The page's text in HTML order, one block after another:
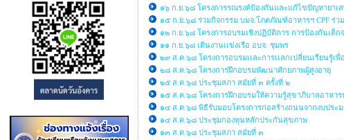
๑๖ ก.ย.๖๘ โครงการรณรงค์ป้องกันและแก้ไขปัญหายาเ
๑๕ ก.ย.๖๘ ร่วมกิจกรรม บมจ.โภคภัณฑ์อาหารฯ CPF ร่
๑๒ ก.ย.๖๘ โครงการอบรมเชิงปฏิบัติการ การป้องกันเด็
๑๑ ก.ย.๖๘ เดินงานเเข่งเรือ อบจ. ชุมพร
๒๙ ส.ค.๖๘ โครงการอบรมเเละการเเลกเปลี่ยนเรียนรู้
๒๘ ส.ค.๖๘ โครงการฝึกอบรมพัฒนาศักยภาพผู้สูงอายุ
๒๕ ส.ค.๖๘ ประชุมสภา สมัยที่ ๓ ครั้งที่ ๒
๑๕ ส.ค.๖๘ โครงการฝึกอบรมให้ความรู้สุขาภิบาลอาห
๑๔ ส.ค.๖๘ พิธีรับมอบโครงการก่อสร้างถนนจากงบประ
๑๔ ส.ค.๖๘ ประชุมกองทุนหลักประกันสุขภาพ
๑๓ ส.ค.๖๘ ประชุมสภา สมัยที่ ๓